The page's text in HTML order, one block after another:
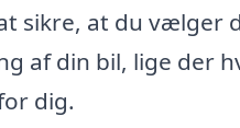
sikre, at du vælger
af din bil, lige der
dig.